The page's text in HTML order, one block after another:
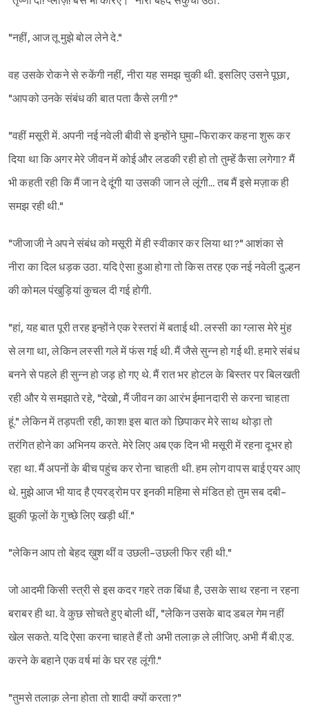
"नहीं, आज तू मुझे बोल लेने दे."
वह उसके रोकने से रुकेंगी नहीं, नीरा यह समझ चुकी थी. इसलिए उसने पूछा,
"आपको उनके संबंध की बात पता कैसे लगी?"
"वहीं मसूरी में. अपनी नई नवेली बीवी से इन्होंने घुमा-फिराकर कहना शुरू कर
दिया था कि अगर मेरे जीवन में कोई और लडकी रही हो तो तुम्हें कैसा लगेगा? मैं
भी कहती रही कि मैं जान दे दूंगी या उसकी जान ले लूंगी... तब मैं इसे मज़ाक ही
समझ रही थी."
"जीजाजी ने अपने संबंध को मसूरी में ही स्वीकार कर लिया था?" आशंका से
नीरा का दिल धड़क उठा. यदि ऐसा हुआ होगा तो किस तरह एक नई नवेली दुल्हन
की कोमल पंखुड़ियां कुचल दी गई होगी.
"हां, यह बात पूरी तरह इन्होंने एक रेस्तरां में बताई थी. लस्सी का ग्लास मेरे मुंह
से लगा था, लेकिन लस्सी गले में फंस गई थी. मैं जैसे सुन्न हो गई थी. हमारे संबंध
बनने से पहले ही सुन्न हो जड़ हो गए थे. मैं रात भर होटल के बिस्तर पर बिलखती
रही और ये समझाते रहे, "देखो, मैं जीवन का आरंभ ईमानदारी से करना चाहता
हूं." लेकिन में तड़पती रही, काश! इस बात को छिपाकर मेरे साथ थोड़ा तो
तरंगित होने का अभिनय करते. मेरे लिए अब एक दिन भी मसूरी में रहना दूभर हो
रहा था. मैं अपनों के बीच पहुंच कर रोना चाहती थी. हम लोग वापस बाई एयर आए
थे. मुझे आज भी याद है एयरड्रोम पर इनकी महिमा से मंडित हो तुम सब दबी-
झुकी फूलों के गुच्छे लिए खड़ी थीं."
"लेकिन आप तो बेहद ख़ुश थीं व उछली-उछली फिर रही थी."
जो आदमी किसी स्त्री से इस कदर गहरे तक बिंधा है, उसके साथ रहना न रहना
बराबर ही था. वे कुछ सोचते हुए बोली थीं, "लेकिन उसके बाद डबल गेम नहीं
खेल सकते. यदि ऐसा करना चाहते हैं तो अभी तलाक़ ले लीजिए. अभी मैं बी.एड.
करने के बहाने एक वर्ष मां के घर रह लूंगी."
"तुमसे तलाक़ लेना होता तो शादी क्यों करता?"